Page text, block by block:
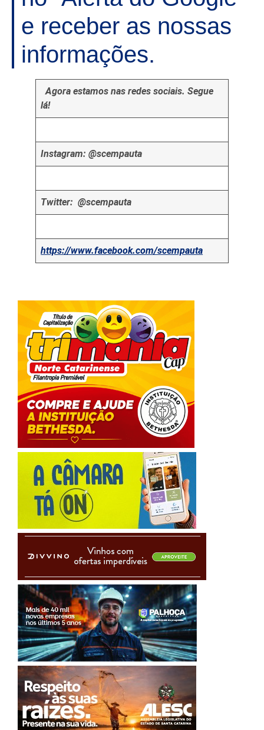
e receber as nossas
informações.
Agora estamos nas redes sociais. Segue
lá!
Instagram: @scempauta
Twitter: @scempauta
https://www.facebook.com/scempauta